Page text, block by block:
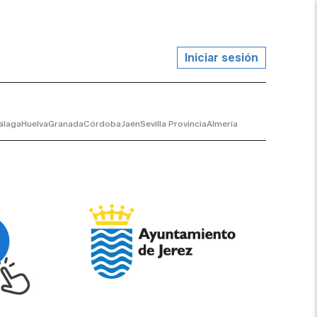
Iniciar sesión
HuelvaGranadaCórdobaJaénSevilla ProvinciaAlmería